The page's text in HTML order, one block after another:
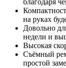
благодаря
на руках
Довольно
недели и
Высокая
Съёмный
простой